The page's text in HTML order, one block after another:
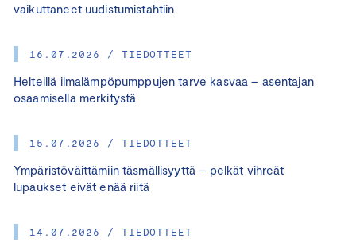
vaikuttaneet uudistumistahtiin
16.07.2026 / TIEDOTTEET
Helteillä ilmalämpöpumppujen tarve kasvaa – asentajan
osaamisella merkitystä
15.07.2026 / TIEDOTTEET
Ympäristöväittämiin täsmällisyyttä – pelkät vihreät
lupaukset eivät enää riitä
14.07.2026 / TIEDOTTEET